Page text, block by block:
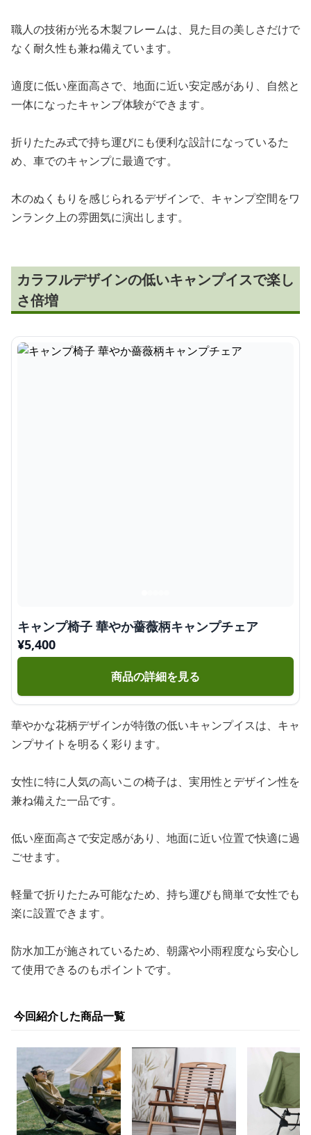
職人の技術が光る木製フレームは、見た目の美しさだけで
なく耐久性も兼ね備えています。
適度に低い座面高さで、地面に近い安定感があり、自然と
一体になったキャンプ体験ができます。
折りたたみ式で持ち運びにも便利な設計になっているた
め、車でのキャンプに最適です。
木のぬくもりを感じられるデザインで、キャンプ空間をワ
ンランク上の雰囲気に演出します。
カラフルデザインの低いキャンプイスで楽し
さ倍増
キャンプ椅子 華やか薔薇柄キャンプチェア
¥5,400
商品の詳細を見る
華やかな花柄デザインが特徴の低いキャンプイスは、キャ
ンプサイトを明るく彩ります。
女性に特に人気の高いこの椅子は、実用性とデザイン性を
兼ね備えた一品です。
低い座面高さで安定感があり、地面に近い位置で快適に過
ごせます。
軽量で折りたたみ可能なため、持ち運びも簡単で女性でも
楽に設置できます。
防水加工が施されているため、朝露や小雨程度なら安心し
て使用できるのもポイントです。
今回紹介した商品一覧